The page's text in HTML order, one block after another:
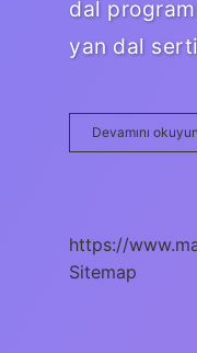
dal
yan dal
Devamını okuyun
https://
Sitemap